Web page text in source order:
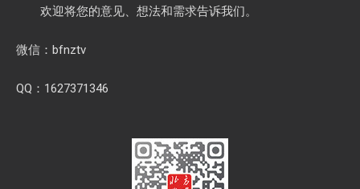
欢迎将您的意见、想法和需求告诉我们。
微信：bfnztv
QQ：1627371346